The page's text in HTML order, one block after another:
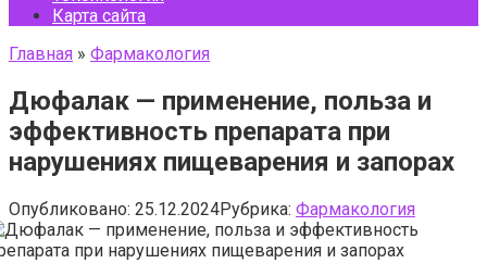
Карта сайта
Главная » Фармакология
Дюфалак — применение, польза и
эффективность препарата при
нарушениях пищеварения и запорах
Опубликовано: 25.12.2024Рубрика: Фармакология